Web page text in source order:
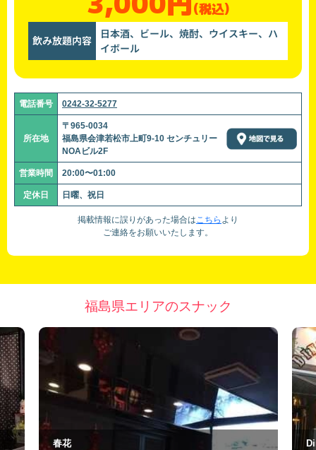
(税込)
飲み放題内容
日本酒、ビール、焼酎、ウイスキー、ハ
イボール
電話番号 0242-32-5277
所在地
〒965-0034
福島県会津若松市上町9-10 センチュリー
NOAビル2F
営業時間 20:00〜01:00
定休日 日曜、祝日
掲載情報に誤りがあった場合はこちら より
ご連絡をお願いいたします。
福島県エリアのスナック